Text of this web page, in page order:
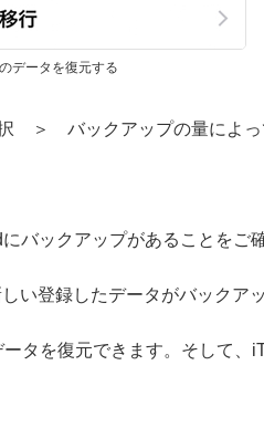
データを復元する
＞ バックアップの量によっ
バックアップがあることをご
登録したデータがバックア
タを復元できます。そして、